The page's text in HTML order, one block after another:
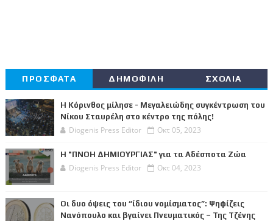
ΠΡΟΣΦΑΤΑ ΔΗΜΟΦΙΛΗ ΣΧΟΛΙΑ
Η Κόρινθος μίλησε - Μεγαλειώδης συγκέντρωση του
Νίκου Σταυρέλη στο κέντρο της πόλης!
Diogenis Press Editor Οκτ 05, 2023
Η "ΠΝΟΗ ΔΗΜΙΟΥΡΓΙΑΣ" για τα Αδέσποτα Ζώα
Diogenis Press Editor Οκτ 04, 2023
Οι δυο όψεις του “ίδιου νομίσματος”: Ψηφίζεις
Νανόπουλο και βγαίνει Πνευματικός – Της Τζένης